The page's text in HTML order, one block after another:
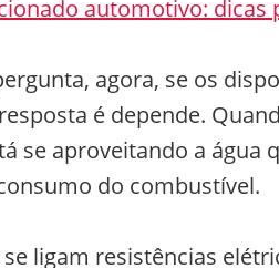
automotivo: dicas
agora, se os
é depende.
se aproveitando a água
do combustível.
ligam resistências